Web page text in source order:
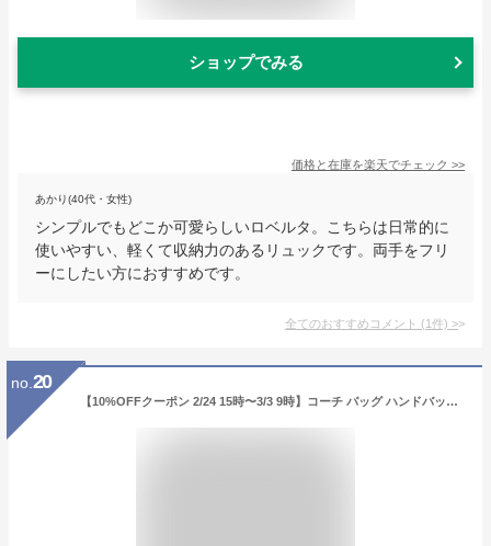
ショップでみる
価格と在庫を楽天でチェック >>
あかり(40代・女性)
シンプルでもどこか可愛らしいロベルタ。こちらは日常的に
使いやすい、軽くて収納力のあるリュックです。両手をフリ
ーにしたい方におすすめです。
全てのおすすめコメント (1件) >
no. 20
【10%OFFクーポン 2/24 15時〜3/3 9時】コーチ バッグ ハンドバッグ ショルダーバッグ レディース アウトレット COACH F79946 91161 ワンマイルバッグ【返品OK】